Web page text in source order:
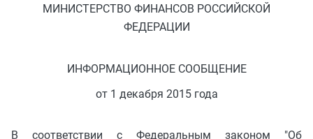
МИНИСТЕРСТВО ФИНАНСОВ РОССИЙСКОЙ
ФЕДЕРАЦИИ
ИНФОРМАЦИОННОЕ СООБЩЕНИЕ
от 1 декабря 2015 года
В соответствии с Федеральным законом "Об